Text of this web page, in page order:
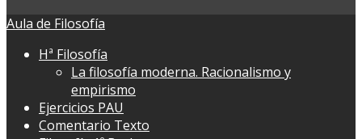
Aula de Filosofía
Hª Filosofía
La filosofía moderna. Racionalismo y
empirismo
Ejercicios PAU
Comentario Texto